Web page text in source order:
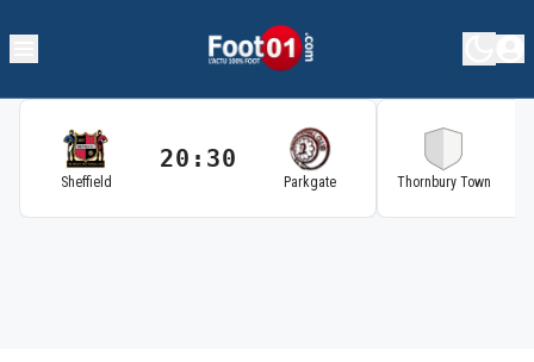
Sheffield
20:30
Parkgate Thornbury Town